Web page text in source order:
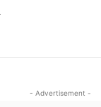
- Advertisement -